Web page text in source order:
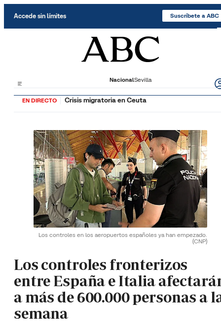
Accede sin límites Suscríbete a ABC
NacionalSevilla
EN DIRECTO Crisis migratoria en Ceuta
Los controles en los aeropuertos españoles ya han empezado.
(CNP)
Los controles fronterizos
entre España e Italia
a más de 600.000 personas a
semana